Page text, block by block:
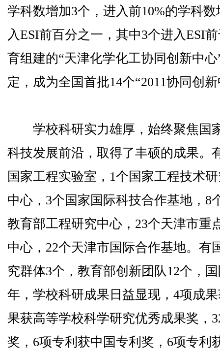
学科数增加3个，进入前10%的学科
入ESI前百分之一，其中3个进入ESI
育组建的“天津化学化工协同创新中
定，成为全国首批14个“2011协同创
学校科研实力雄厚，始终聚焦国
科技发展前沿，取得了丰硕的成果。
国家工程实验室，1个国家工程技术
中心，3个国家国际科技合作基地，8
教育部工程研究中心，23个天津市重
中心，22个天津市国际合作基地。有
究群体3个，教育部创新团队12个，
年，学校科研成果日益显现，4项成
果获高等学校科学研究优秀成果奖，
奖，6项专利获中国专利奖，6项专利